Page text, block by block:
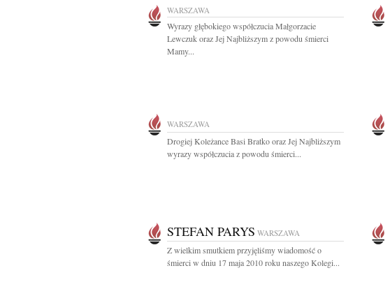
WARSZAWA
Wyrazy głębokiego współczucia Małgorzacie
Lewczuk oraz Jej Najbliższym z powodu śmierci
Mamy...
WARSZAWA
Drogiej Koleżance Basi Bratko oraz Jej Najbliższym
wyrazy współczucia z powodu śmierci...
STEFAN PARYS WARSZAWA
Z wielkim smutkiem przyjęliśmy wiadomość o
śmierci w dniu 17 maja 2010 roku naszego Kolegi...